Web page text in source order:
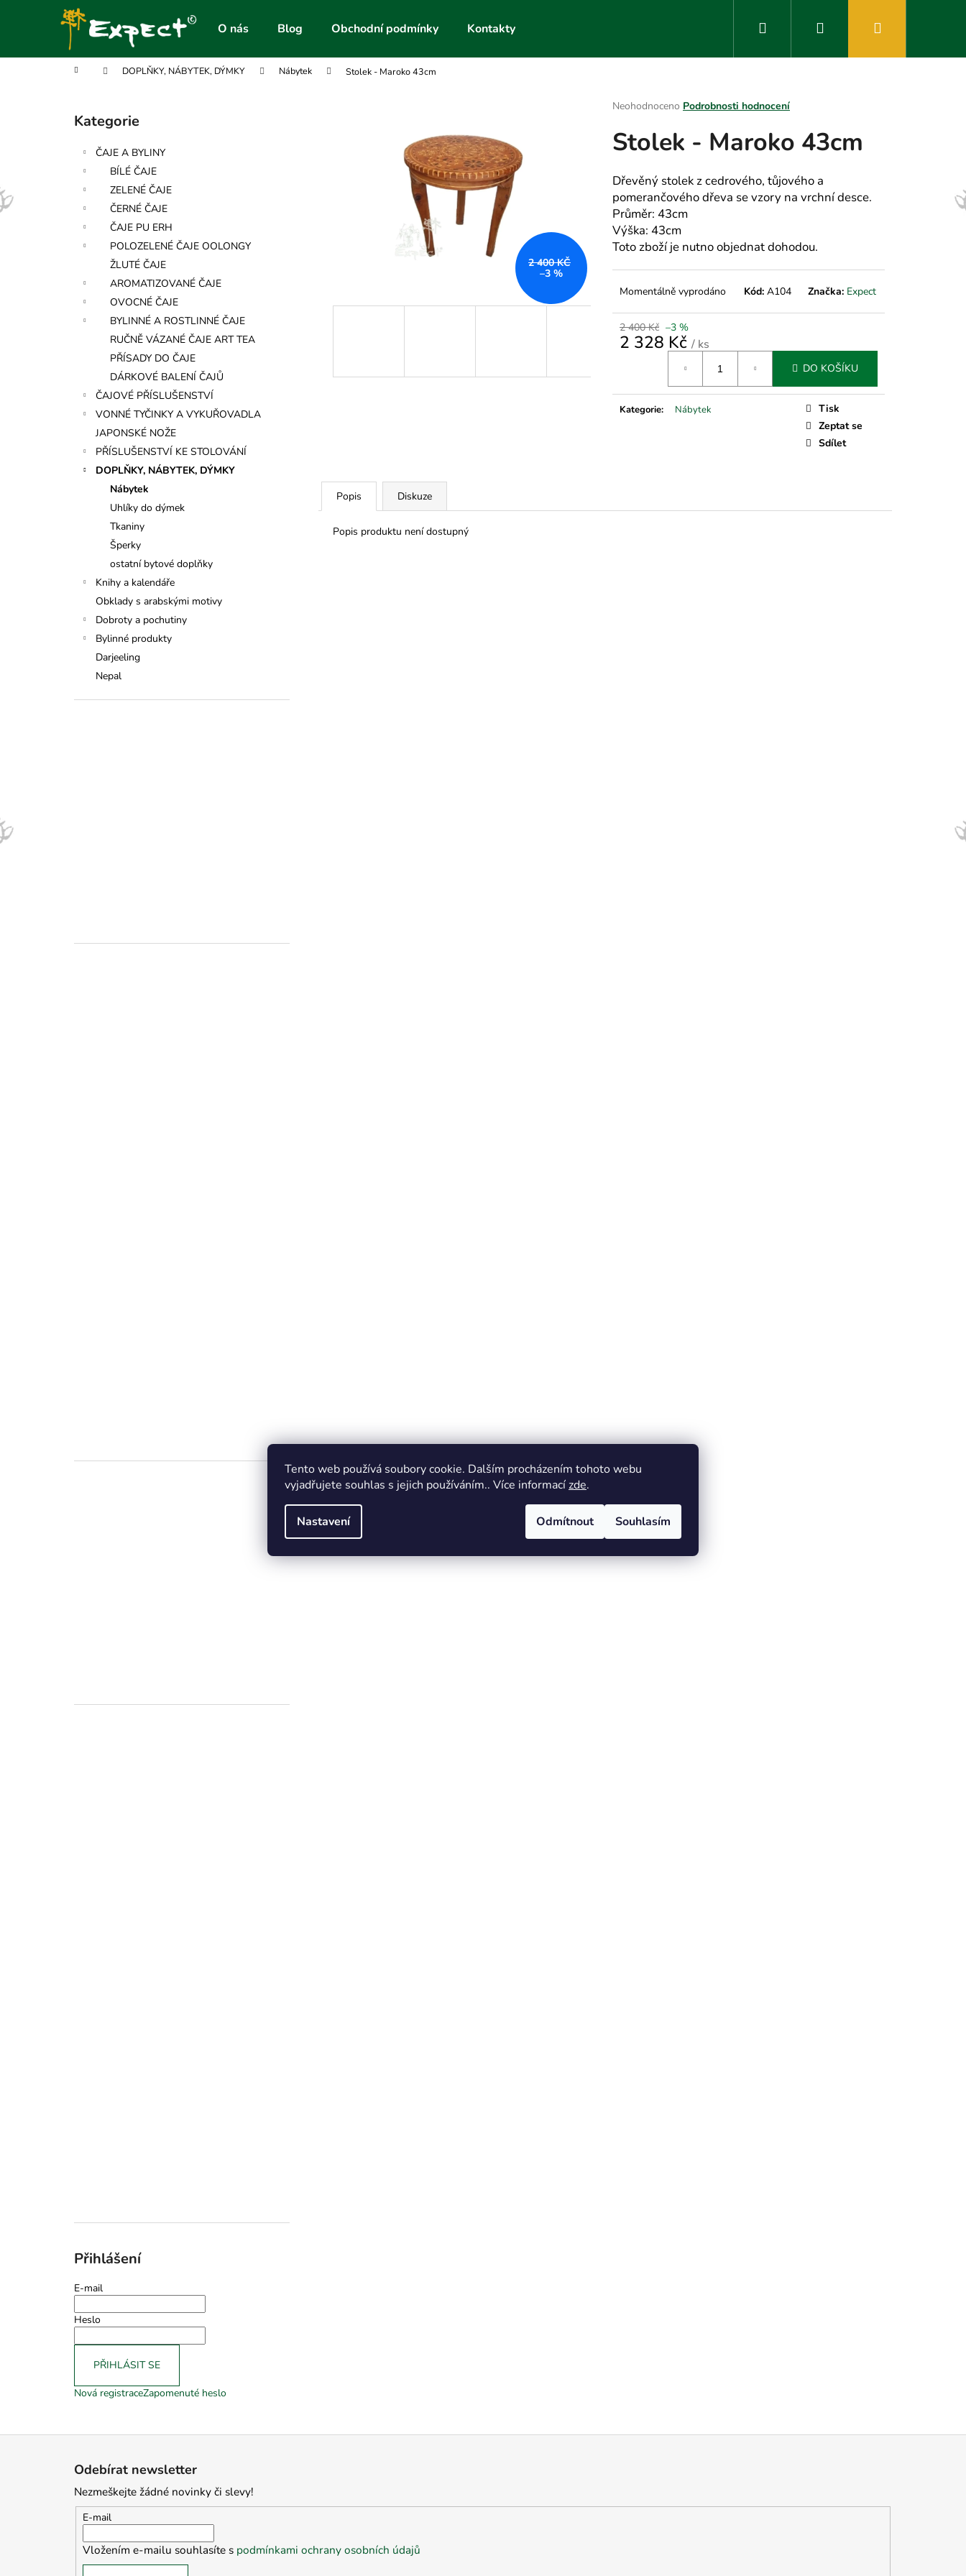
Tento web používá soubory cookie. Dalším procházením tohoto webu
vyjadřujete souhlas s jejich používáním.. Více informacízde.
Nastavení Odmítnout Souhlasím
O nás Blog Obchodní podmínky Kontakty Hledat Přihlášení
Domů DOPLŇKY, NÁBYTEK, DÝMKY Nábytek Stolek - Maroko 43cm
Přeskočit
kategorie
Kategorie
ČAJE A BYLINY
BÍLÉ ČAJE
ZELENÉ ČAJE
ČERNÉ ČAJE
ČAJE PU ERH
POLOZELENÉ ČAJE OOLONGY
ŽLUTÉ ČAJE
AROMATIZOVANÉ ČAJE
OVOCNÉ ČAJE
BYLINNÉ A ROSTLINNÉ ČAJE
RUČNĚ VÁZANÉ ČAJE ART TEA
PŘÍSADY DO ČAJE
DÁRKOVÉ BALENÍ ČAJŮ
ČAJOVÉ PŘÍSLUŠENSTVÍ
VONNÉ TYČINKY A VYKUŘOVADLA
JAPONSKÉ NOŽE
PŘÍSLUŠENSTVÍ KE STOLOVÁNÍ
DOPLŇKY, NÁBYTEK, DÝMKY
Nábytek
Uhlíky do dýmek
Tkaniny
Šperky
ostatní bytové doplňky
Knihy a kalendáře
Obklady s arabskými motivy
Dobroty a pochutiny
Bylinné produkty
Darjeeling
Nepal
Přihlášení
E-mail
Heslo
PŘIHLÁSIT SE
Nová registraceZapomenuté heslo
Průměrné
produktu
je
z
5
hvězdiček.
Neohodnoceno Podrobnosti hodnocení
Stolek - Maroko 43cm
Dřevěný stolek z cedrového, tůjového a
pomerančového dřeva se vzory na vrchní desce.
Průměr: 43cm
Výška: 43cm
Toto zboží je nutno objednat dohodou.
Momentálně vyprodáno Kód: A104 Značka: Expect
2 400 Kč –3 %
2 328 Kč / ks
DO KOŠÍKU
Kategorie: Nábytek
Tisk
Zeptat se
Sdílet
2 400 KČ
–3 %
Popis Diskuze
Popis produktu není dostupný
í
Zpět
do
Zpět
do
Co potřebujete najít?
Doporučujeme
Odebírat newsletter
Nezmeškejte žádné novinky či slevy!
E-mail
Vložením e-mailu souhlasíte s podmínkami ochrany osobních údajů